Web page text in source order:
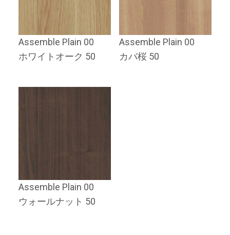
Assemble Plain 00
ホワイトオーク 50
Assemble Plain 00
カバ桜 50
Assemble Plain 00
ウォールナット 50